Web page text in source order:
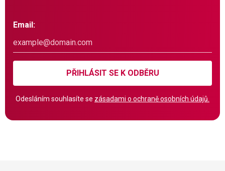
Email:
PŘIHLÁSIT SE K ODBĚRU
Odesláním souhlasíte se zásadami o ochraně osobních údajů.